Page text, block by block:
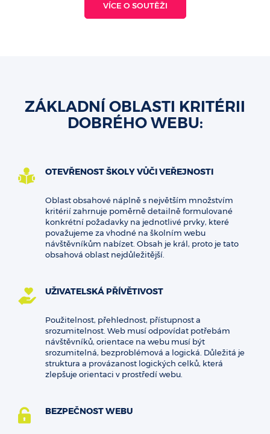
VÍCE O SOUTĚŽI
ZÁKLADNÍ OBLASTI KRITÉRII
DOBRÉHO WEBU:
OTEVŘENOST ŠKOLY VŮČI VEŘEJNOSTI
Oblast obsahové náplně s největším množstvím
kritérií zahrnuje poměrně detailně formulované
konkrétní požadavky na jednotlivé prvky, které
považujeme za vhodné na školním webu
návštěvníkům nabízet. Obsah je král, proto je tato
obsahová oblast nejdůležitější.
UŽIVATELSKÁ PŘÍVĚTIVOST
Použitelnost, přehlednost, přístupnost a
srozumitelnost. Web musí odpovídat potřebám
návštěvníků, orientace na webu musí být
srozumitelná, bezproblémová a logická. Důležitá je
struktura a provázanost logických celků, která
zlepšuje orientaci v prostředí webu.
BEZPEČNOST WEBU